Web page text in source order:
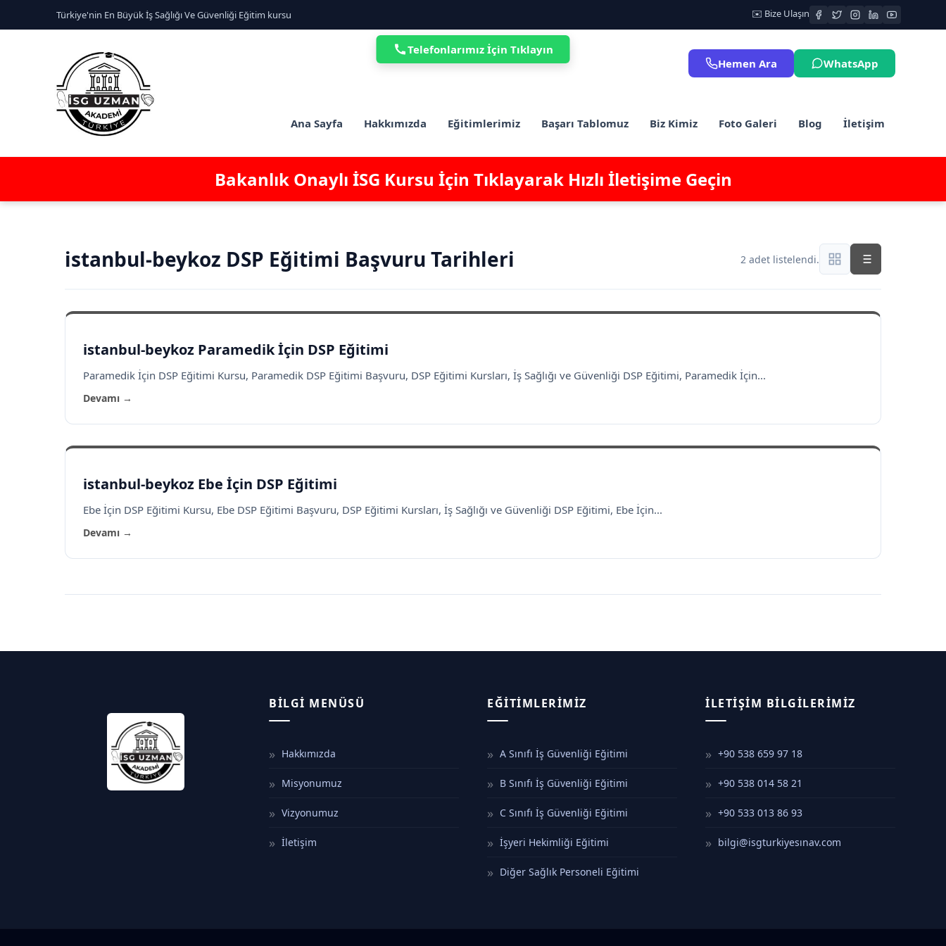
Türkiye'nin En Büyük İş Sağlığı Ve Güvenliği Eğitim kursu ✉️ Bize Ulaşın
Ana Sayfa Hakkımızda Eğitimlerimiz Başarı Tablomuz Biz Kimiz Foto Galeri Blog İletişim
Hemen Ara WhatsApp
Bakanlık Onaylı İSG Kursu İçin Tıklayarak Hızlı İletişime Geçin
istanbul-beykoz DSP Eğitimi Başvuru Tarihleri 2 adet listelendi.
istanbul-beykoz Paramedik İçin DSP Eğitimi
Paramedik İçin DSP Eğitimi Kursu, Paramedik DSP Eğitimi Başvuru, DSP Eğitimi Kursları, İş Sağlığı ve Güvenliği DSP Eğitimi, Paramedik İçin...
Devamı →
istanbul-beykoz Ebe İçin DSP Eğitimi
Ebe İçin DSP Eğitimi Kursu, Ebe DSP Eğitimi Başvuru, DSP Eğitimi Kursları, İş Sağlığı ve Güvenliği DSP Eğitimi, Ebe İçin...
Devamı →
Telefonlarımız İçin Tıklayın
BILGI MENÜSÜ
Hakkımızda
Misyonumuz
Vizyonumuz
İletişim
EĞITIMLERIMIZ
A Sınıfı İş Güvenliği Eğitimi
B Sınıfı İş Güvenliği Eğitimi
C Sınıfı İş Güvenliği Eğitimi
İşyeri Hekimliği Eğitimi
Diğer Sağlık Personeli Eğitimi
İLETIŞIM BILGILERIMIZ
+90 538 659 97 18
+90 538 014 58 21
+90 533 013 86 93
bilgi@isgturkiyesınav.com